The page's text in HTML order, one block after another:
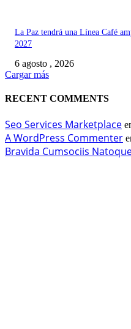
La Paz tendrá una Línea Café
2027
6 agosto , 2026
Cargar más
RECENT COMMENTS
Seo Services Marketplace
A WordPress Commenter
Bravida Cumsociis